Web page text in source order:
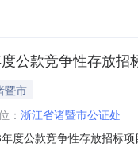
公款竞争性存放招
暨市
： 浙江省诸暨市公证处
度公款竞争性存放招标